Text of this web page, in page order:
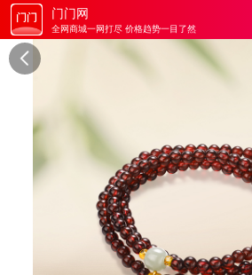
门门网
全网商城一网打尽 价格趋势一目了然